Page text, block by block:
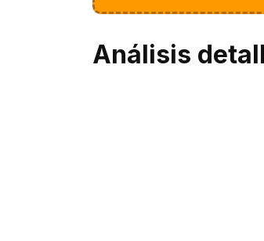
Análisis